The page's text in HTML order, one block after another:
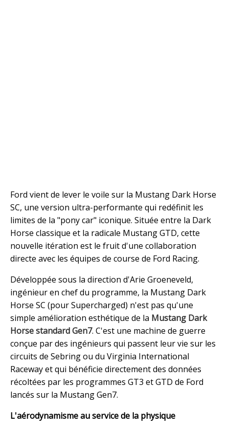
Ford vient de lever le voile sur la Mustang Dark Horse
SC, une version ultra-performante qui redéfinit les
limites de la "pony car" iconique. Située entre la Dark
Horse classique et la radicale Mustang GTD, cette
nouvelle itération est le fruit d'une collaboration
directe avec les équipes de course de Ford Racing.
Développée sous la direction d'Arie Groeneveld,
ingénieur en chef du programme, la Mustang Dark
Horse SC (pour Supercharged) n'est pas qu'une
simple amélioration esthétique de la Mustang Dark
Horse standard Gen7. C'est une machine de guerre
conçue par des ingénieurs qui passent leur vie sur les
circuits de Sebring ou du Virginia International
Raceway et qui bénéficie directement des données
récoltées par les programmes GT3 et GTD de Ford
lancés sur la Mustang Gen7.
L'aérodynamisme au service de la physique